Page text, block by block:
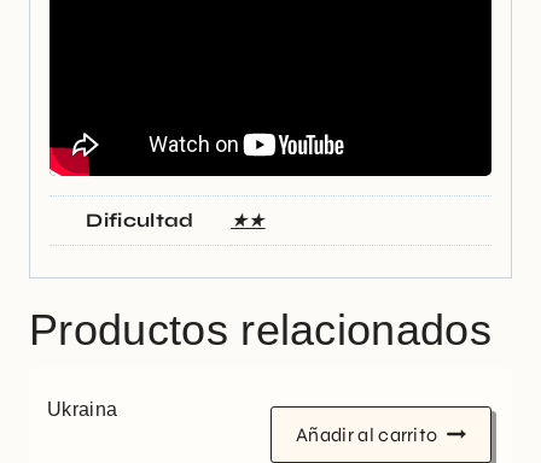
Dificultad ★★
Productos relacionados
Ukraina
Añadir al carrito